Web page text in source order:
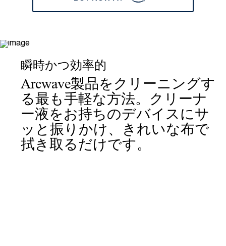
瞬時かつ効率的
Arcwave製品をクリーニングす
る最も手軽な方法。クリーナ
ー液をお持ちのデバイスにサ
ッと振りかけ、きれいな布で
拭き取るだけです。